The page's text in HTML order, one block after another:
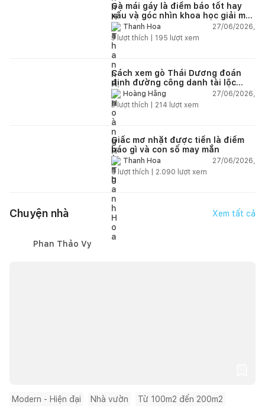
Gà mái gáy là điềm báo tốt hay
xấu và góc nhìn khoa học giải mã
chi tiết
Thanh Hoa
27/06/2026,
3lượt thích | 195 lượt xem
Cách xem gò Thái Dương đoán
định đường công danh tài lộc
theo nhân tướng học
Hoàng Hằng
27/06/2026,
3lượt thích | 214 lượt xem
Giấc mơ nhặt được tiền là điềm
báo gì và con số may mắn
Thanh Hoa
27/06/2026,
6 lượt thích | 2.090 lượt xem
Chuyện nhà Xem tất cả
Phan Thảo Vy
Modern - Hiện đại Nhà vườn Từ 100m2 đến 200m2